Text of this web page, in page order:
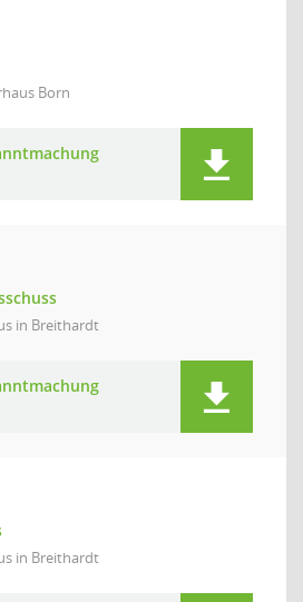
Born
in Breithardt
in Breithardt